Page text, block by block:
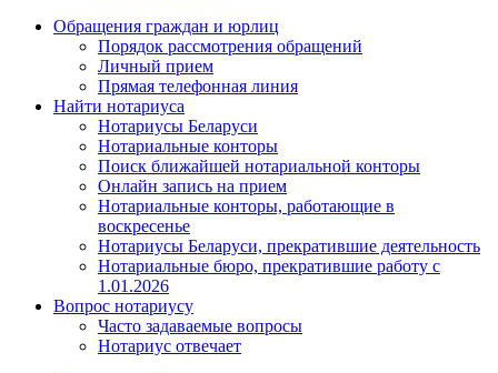
Обращения граждан и юрлиц
Порядок рассмотрения обращений
Личный прием
Прямая телефонная линия
Найти нотариуса
Нотариусы Беларуси
Нотариальные конторы
Поиск ближайшей нотариальной конторы
Онлайн запись на прием
Нотариальные конторы, работающие в
воскресенье
Нотариусы Беларуси, прекратившие деятельность
Нотариальные бюро, прекратившие работу с
1.01.2026
Вопрос нотариусу
Часто задаваемые вопросы
Нотариус отвечает